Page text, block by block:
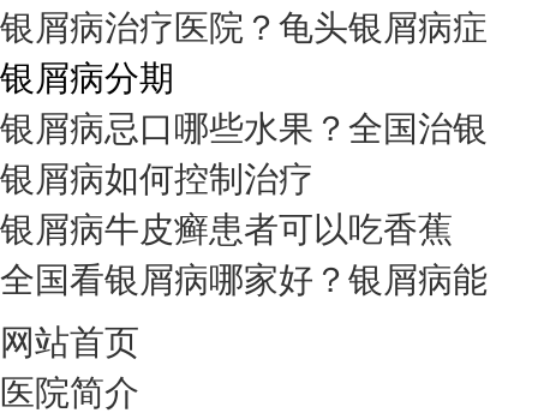
银屑病治疗医院？龟头银屑病症
银屑病分期
银屑病忌口哪些水果？全国治银
银屑病如何控制治疗
银屑病牛皮癣患者可以吃香蕉
全国看银屑病哪家好？银屑病能
网站首页
医院简介